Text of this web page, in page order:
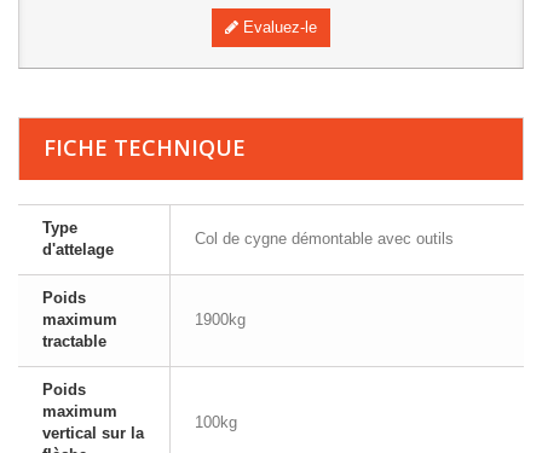
Evaluez-le
FICHE TECHNIQUE
Type
d'attelage
Col de cygne démontable avec outils
Poids
maximum
tractable
1900kg
Poids
maximum
vertical sur la
100kg